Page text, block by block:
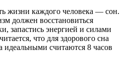
жизни каждого человека — сон.
должен восстановиться
запастись энергией и силами
что для здорового сна
идеальными считаются 8 часов